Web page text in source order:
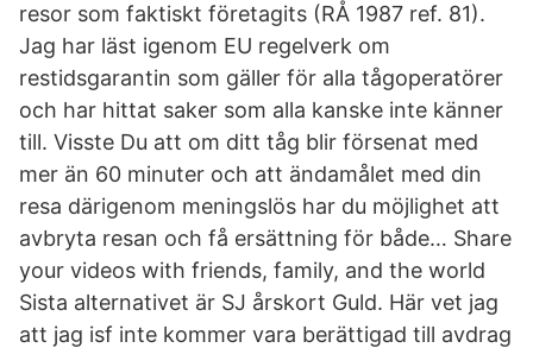
resor som faktiskt företagits (RÅ 1987 ref. 81).
Jag har läst igenom EU regelverk om
restidsgarantin som gäller för alla tågoperatörer
och har hittat saker som alla kanske inte känner
till. Visste Du att om ditt tåg blir försenat med
mer än 60 minuter och att ändamålet med din
resa därigenom meningslös har du möjlighet att
avbryta resan och få ersättning för både… Share
your videos with friends, family, and the world
Sista alternativet är SJ årskort Guld. Här vet jag
att jag isf inte kommer vara berättigad till avdrag